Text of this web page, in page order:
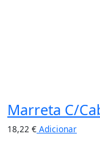
Marreta C/
18,22 € Adicionar